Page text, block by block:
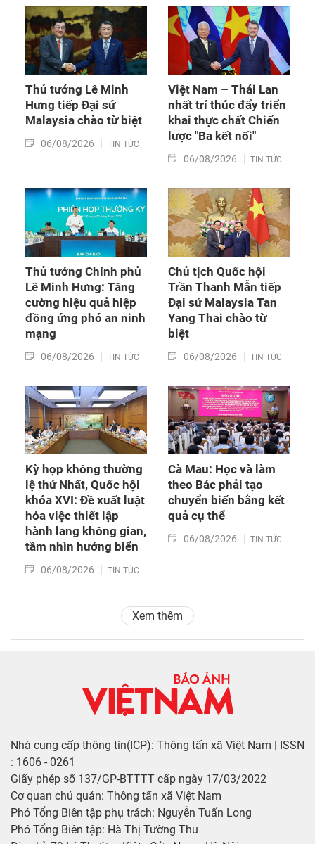
Thủ tướng Lê Minh
Hưng tiếp Đại sứ
Malaysia chào từ biệt
06/08/2026 TIN TỨC
Việt Nam – Thái Lan
nhất trí thúc đẩy triển
khai thực chất Chiến
lược "Ba kết nối"
06/08/2026 TIN TỨC
Thủ tướng Chính phủ
Lê Minh Hưng: Tăng
cường hiệu quả hiệp
đồng ứng phó an ninh
mạng
06/08/2026 TIN TỨC
Chủ tịch Quốc hội
Trần Thanh Mẫn tiếp
Đại sứ Malaysia Tan
Yang Thai chào từ
biệt
06/08/2026 TIN TỨC
Kỳ họp không thường
lệ thứ Nhất, Quốc hội
khóa XVI: Đề xuất luật
hóa việc thiết lập
hành lang không gian,
tầm nhìn hướng biển
06/08/2026 TIN TỨC
Cà Mau: Học và làm
theo Bác phải tạo
chuyển biến bằng kết
quả cụ thể
06/08/2026 TIN TỨC
Xem thêm
Nhà cung cấp thông tin(ICP): Thông tấn xã Việt Nam | ISSN
: 1606 - 0261
Giấy phép số 137/GP-BTTTT cấp ngày 17/03/2022
Cơ quan chủ quản: Thông tấn xã Việt Nam
Phó Tổng Biên tập phụ trách: Nguyễn Tuấn Long
Phó Tổng Biên tập: Hà Thị Tường Thu